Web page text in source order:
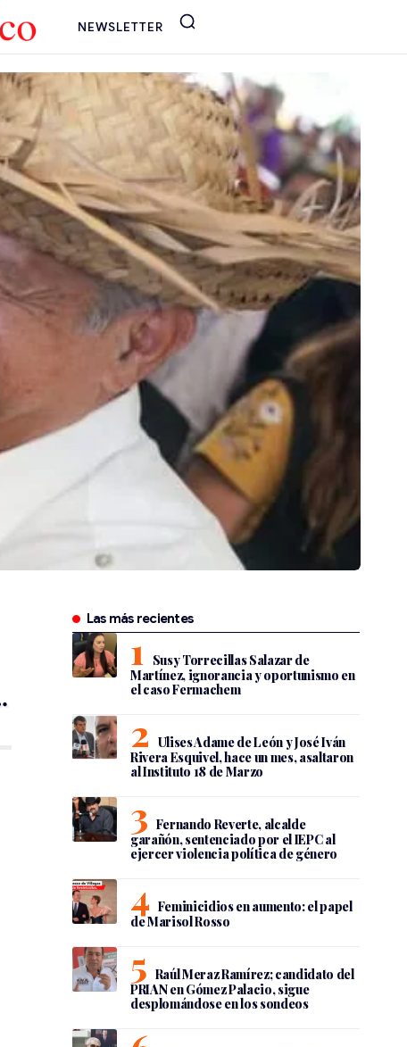
NEWSLETTER
Las más recientes
Susy Torrecillas Salazar de
Martínez, ignorancia y oportunismo en
el caso Fermachem
Ulises Adame de León y José Iván
Rivera Esquivel, hace un mes, asaltaron
al Instituto 18 de Marzo
Fernando Reverte, alcalde
garañón, sentenciado por el IEPC al
ejercer violencia política de género
Feminicidios en aumento: el papel
de Marisol Rosso
Raúl Meraz Ramírez; candidato del
PRIAN en Gómez Palacio, sigue
desplomándose en los sondeos